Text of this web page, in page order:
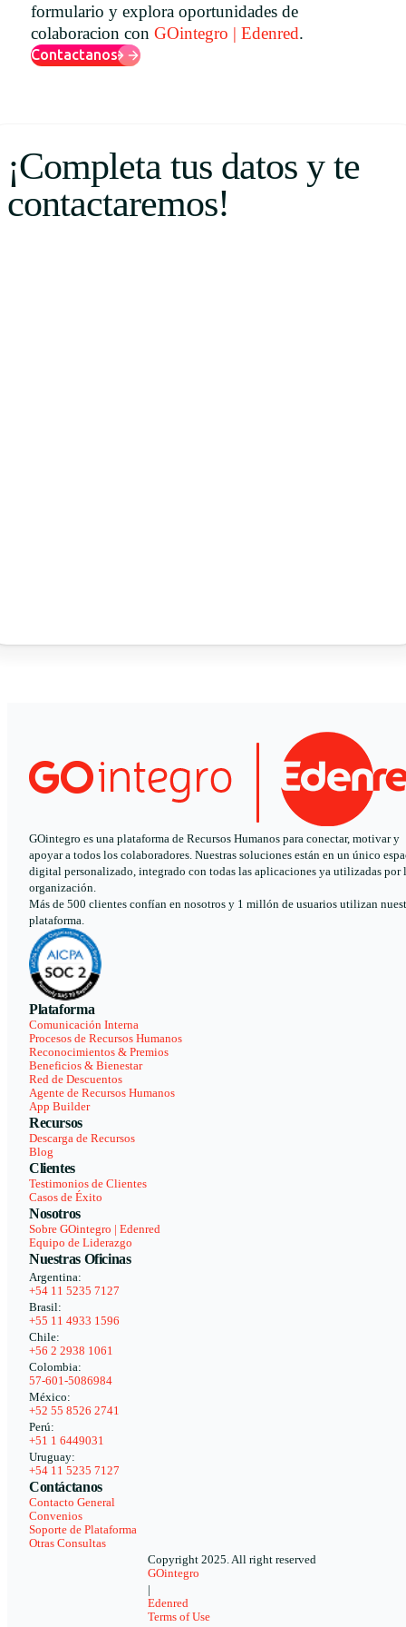
Uruguay
USA
English
Português
formulario y explora oportunidades de
colaboracion con GOintegro | Edenred.
Contactanos
¡Completa tus datos y te
contactaremos!
GOintegro es una plataforma de Recursos Humanos para conectar, motivar y
apoyar a todos los colaboradores. Nuestras soluciones están en un único
digital personalizado, integrado con todas las aplicaciones ya utilizadas por
organización.
Más de 500 clientes confían en nosotros y 1 millón de usuarios utilizan
plataforma.
Plataforma
Comunicación Interna
Procesos de Recursos Humanos
Reconocimientos & Premios
Beneficios & Bienestar
Red de Descuentos
Agente de Recursos Humanos
App Builder
Recursos
Descarga de Recursos
Blog
Clientes
Testimonios de Clientes
Casos de Éxito
Nosotros
Sobre GOintegro | Edenred
Equipo de Liderazgo
Nuestras Oficinas
Argentina:
+54 11 5235 7127
Brasil:
+55 11 4933 1596
Chile:
+56 2 2938 1061
Colombia:
57-601-5086984
México:
+52 55 8526 2741
Perú:
+51 1 6449031
Uruguay:
+54 11 5235 7127
Contáctanos
Contacto General
Convenios
Soporte de Plataforma
Otras Consultas
Copyright 2025. All right reserved
GOintegro
Edenred
Terms of Use